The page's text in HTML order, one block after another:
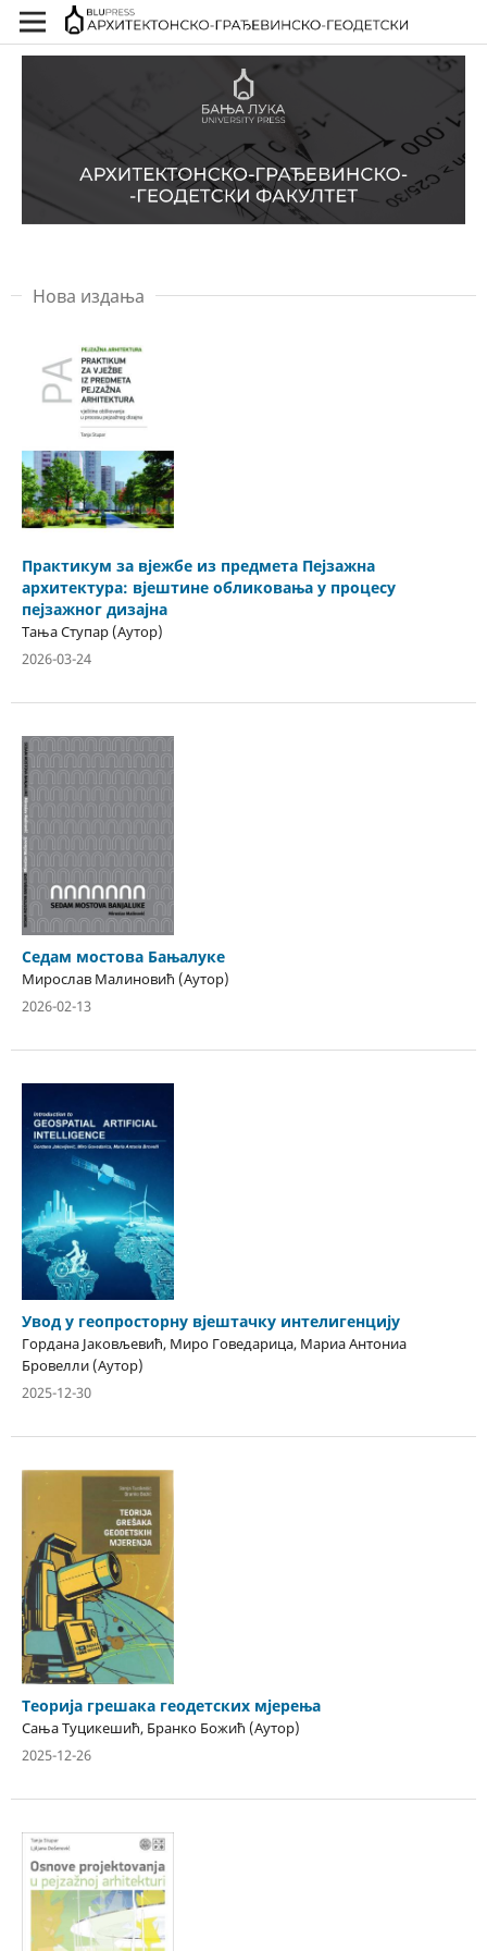
Нова издања
Практикум за вјежбе из предмета Пејзажна
архитектура: вјештине обликовања у процесу
пејзажног дизајна
Тања Ступар (Аутор)
2026-03-24
Седам мостова Бањалуке
Мирослав Малиновић (Аутор)
2026-02-13
Увод у геопросторну вјештачку интелигенцију
Гордана Јаковљевић, Миро Говедарица, Мариа Антониа
Бровелли (Аутор)
2025-12-30
Теорија грешака геодетских мјерења
Сања Туцикешић, Бранко Божић (Аутор)
2025-12-26